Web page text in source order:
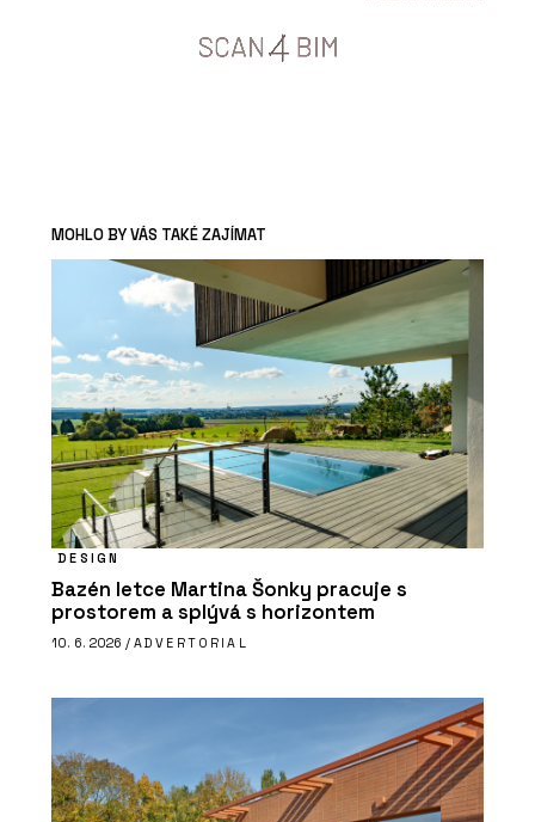
MOHLO BY VÁS TAKÉ ZAJÍMAT
DESIGN
Bazén letce Martina Šonky pracuje s
prostorem a splývá s horizontem
10. 6. 2026 / ADVERTORIAL